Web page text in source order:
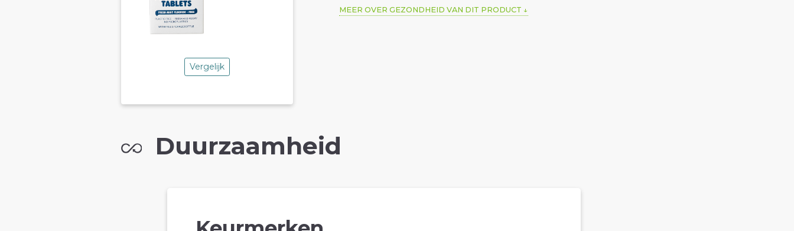
Vergelijk
MEER OVER GEZONDHEID VAN DIT PRODUCT
Duurzaamheid